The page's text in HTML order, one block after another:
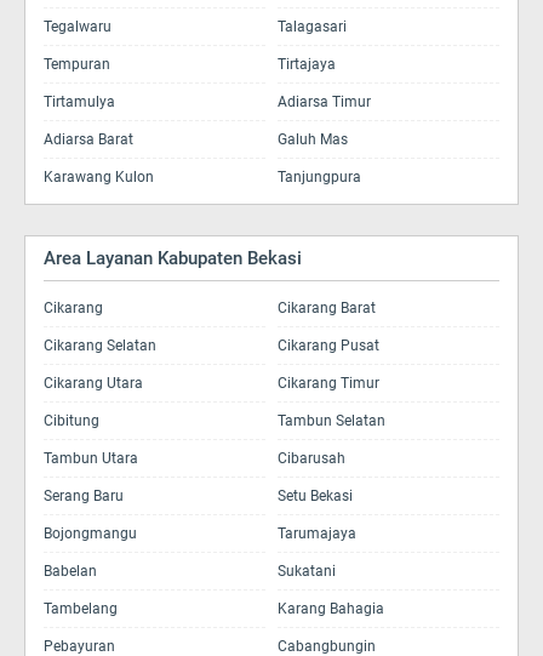
Tegalwaru Talagasari
Tempuran Tirtajaya
Tirtamulya Adiarsa Timur
Adiarsa Barat Galuh Mas
Karawang Kulon Tanjungpura
Area Layanan Kabupaten Bekasi
Cikarang Cikarang Barat
Cikarang Selatan Cikarang Pusat
Cikarang Utara Cikarang Timur
Cibitung Tambun Selatan
Tambun Utara Cibarusah
Serang Baru Setu Bekasi
Bojongmangu Tarumajaya
Babelan Sukatani
Tambelang Karang Bahagia
Pebayuran Cabangbungin